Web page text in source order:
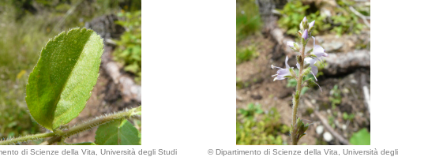
di Scienze della Vita, Università degli Studi
© Dipartimento di Scienze della Vita, Università degli